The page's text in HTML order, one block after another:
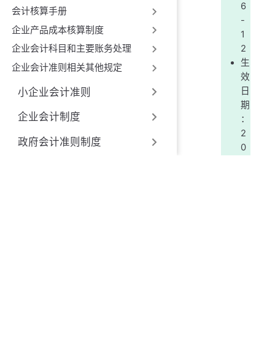
会计核算手册
企业产品成本核算制度
企业会计科目和主要账务处理
企业会计准则相关其他规定
小企业会计准则
企业会计制度
政府会计准则制度
6
-
1
2
生
效
日
期
：
2
0